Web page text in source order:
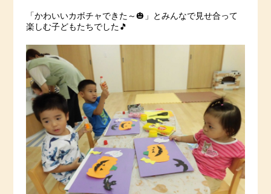
「かわいいカボチャできた～🎃」とみんなで見せ合って
楽しむ子どもたちでした🎵